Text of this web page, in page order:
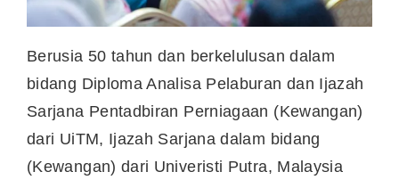
Berusia 50 tahun dan berkelulusan dalam
bidang Diploma Analisa Pelaburan dan Ijazah
Sarjana Pentadbiran Perniagaan (Kewangan)
dari UiTM, Ijazah Sarjana dalam bidang
(Kewangan) dari Univeristi Putra, Malaysia